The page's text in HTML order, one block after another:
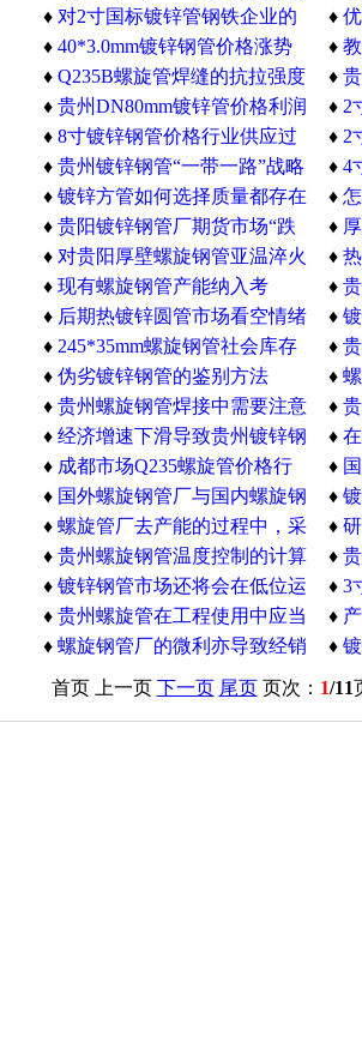
用企业-- 贵州螺旋管
♦ 对2寸国标镀锌管钢铁企业的
环境保护提出了更高的要求
♦
一
♦ 40*3.0mm镀锌钢管价格涨势
涨势略显乏力
♦
♦ Q235B螺旋管焊缝的抗拉强度
和冷弯性能符合规定
♦
介
♦ 贵州DN80mm镀锌管价格利润
有多大
♦ 2
60
♦ 8寸镀锌钢管价格行业供应过
剩的程度是不确定的
♦ 2
♦ 贵州镀锌钢管“一带一路”战略
的实施带来的下游需求
♦ 4
剩
♦ 镀锌方管如何选择质量都存在
很强的阻力
♦
力
♦ 贵阳镀锌钢管厂期货市场“跌
跌不休”
♦
接
♦ 对贵阳厚壁螺旋钢管亚温淬火
的组织和性能进行了研究
♦
逐
♦ 现有螺旋钢管产能纳入考
核“黑白名单”
♦
与
♦ 后期热镀锌圆管市场看空情绪
较浓
♦
出
♦ 245*35mm螺旋钢管社会库存
回升含义深刻
♦
回
♦ 伪劣镀锌钢管的鉴别方法 ♦
工
♦ 贵州螺旋钢管焊接中需要注意
的问题是什么
♦
护
♦ 经济增速下滑导致贵州镀锌钢
管需求低迷
♦
依
♦ 成都市场Q235螺旋管价格行
情
♦
♦ 国外螺旋钢管厂与国内螺旋钢
管厂合作很成功
♦
暖
♦ 螺旋管厂去产能的过程中，采
取了哪几种形式和措施
♦
绸
♦ 贵州螺旋钢管温度控制的计算
方法
♦
众
♦ 镀锌钢管市场还将会在低位运
行一段时间
♦ 3
营
♦ 贵州螺旋管在工程使用中应当
遵守的相关规定？
♦
管
♦ 螺旋钢管厂的微利亦导致经销
商的微利和市场风险增加
♦
力
首页 上一页 下一页 尾页页次： 1/11